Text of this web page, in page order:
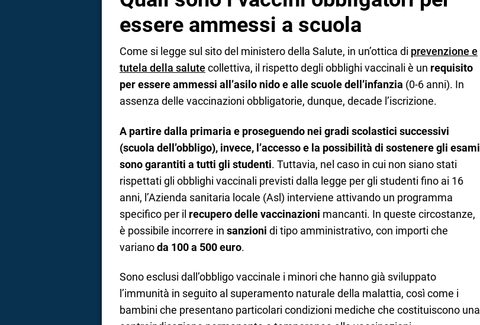
essere ammessi a scuola
Come si legge sul sito del ministero della Salute, in un’ottica di prevenzione e
tutela della salute collettiva, il rispetto degli obblighi vaccinali è un requisito
per essere ammessi all’asilo nido e alle scuole dell’infanzia (0-6 anni). In
assenza delle vaccinazioni obbligatorie, dunque, decade l’iscrizione.
A partire dalla primaria e proseguendo nei gradi scolastici successivi
(scuola dell’obbligo), invece, l’accesso e la possibilità di sostenere gli esami
sono garantiti a tutti gli studenti. Tuttavia, nel caso in cui non siano stati
rispettati gli obblighi vaccinali previsti dalla legge per gli studenti fino ai 16
anni, l’Azienda sanitaria locale (Asl) interviene attivando un programma
specifico per il recupero delle vaccinazioni mancanti. In queste circostanze,
è possibile incorrere in sanzioni di tipo amministrativo, con importi che
varianoda 100 a 500 euro.
Sono esclusi dall’obbligo vaccinale i minori che hanno già sviluppato
l’immunità in seguito al superamento naturale della malattia, così come i
bambini che presentano particolari condizioni mediche che costituiscono una